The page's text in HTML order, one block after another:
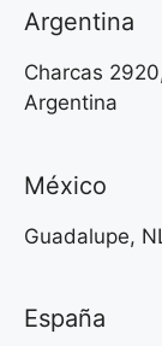
Argentina
Charcas
Argentina
México
Guadalupe,
España